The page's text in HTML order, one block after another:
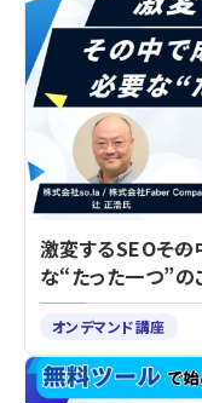
激変するSEO――そ
な“たった一つ”の
オンデマンド講座